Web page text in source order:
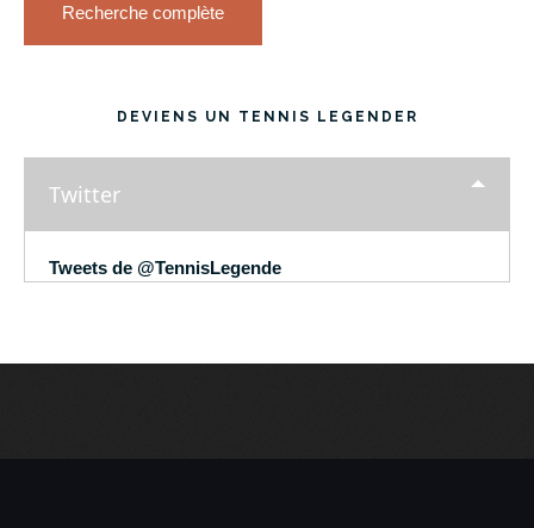
Recherche complète
DEVIENS UN TENNIS LEGENDER
Twitter
Tweets de @TennisLegende